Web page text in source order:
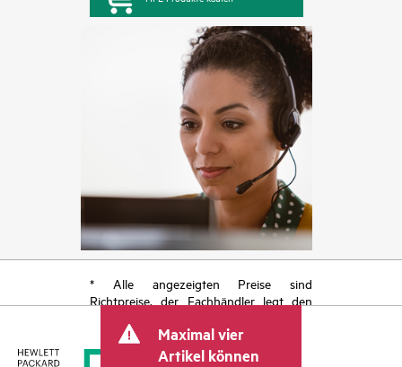
* Alle angezeigten Preise sind
Richtpreise, der Fachhändler legt den
kann weitere Gebühren wie
Mehrwertsteuer und Versandkosten
Maximal vier
Artikel können